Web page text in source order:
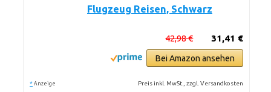
Flugzeug Reisen, Schwarz
31,41 €
42,98 €
Bei Amazon ansehen
* Anzeige Preis inkl. MwSt., zzgl. Versandkosten